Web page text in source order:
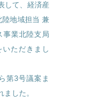
して、経済産
陸地域担当 兼
事業北陸支局
ただきまし
第3号議案ま
した。